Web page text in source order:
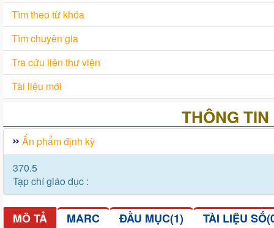
Tìm theo từ khóa
Tìm chuyên gia
Tra cứu liên thư viện
Tài liệu mới
THÔNG
Ấn phẩm định kỳ
370.5
Tạp chí giáo dục :
MÔ TẢ MARC ĐẦU MỤC(1) TÀI LIỆU